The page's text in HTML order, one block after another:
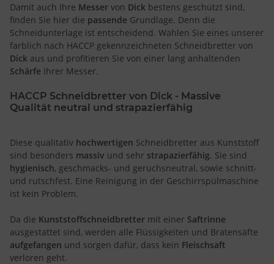
Damit auch Ihre Messer von Dick bestens geschützt sind,
finden Sie hier die passende Grundlage. Denn die
Schneidunterlage ist entscheidend. Wählen Sie eines unserer
farblich nach HACCP gekennzeichneten Schneidbretter von
Dick aus und profitieren Sie von einer lang anhaltenden
Schärfe Ihrer Messer.
HACCP Schneidbretter von Dick - Massive
Qualität neutral und strapazierfähig
Diese qualitativ hochwertigen Schneidbretter aus Kunststoff
sind besonders massiv und sehr strapazierfähig. Sie sind
hygienisch, geschmacks- und geruchsneutral, sowie schnitt-
und rutschfest. Eine Reinigung in der Geschirrspülmaschine
ist kein Problem.
Da die Kunststoffschneidbretter mit einer Saftrinne
ausgestattet sind, werden alle Flüssigkeiten und Bratensäfte
aufgefangen und sorgen dafür, dass kein Fleischsaft
verloren geht.